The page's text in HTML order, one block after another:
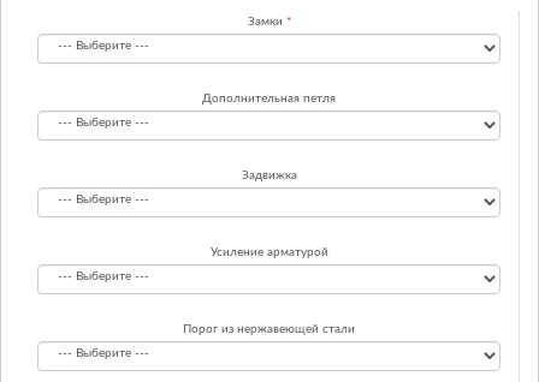
Замки
Дополнительная петля
Задвижка
Усиление арматурой
Порог из нержавеющей стали